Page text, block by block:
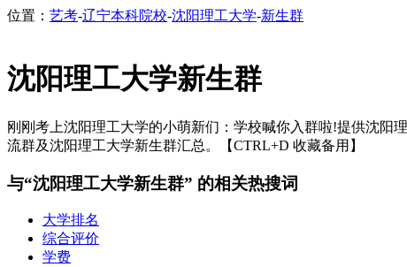
位置： 艺考-辽宁本科院校-沈阳理工大学-新生群
沈阳理工大学新生群
刚刚考上沈阳理工大学的小萌新们：学校喊你入群啦!提供沈阳
流群及沈阳理工大学新生群汇总。【CTRL+D 收藏备用】
与“沈阳理工大学新生群” 的相关热搜词
大学排名
综合评价
学费